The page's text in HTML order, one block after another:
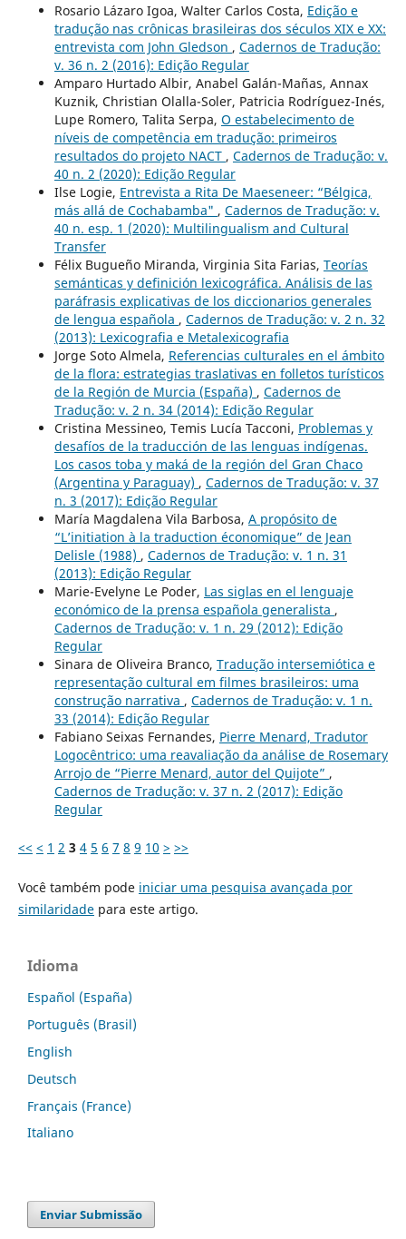
Rosario Lázaro Igoa, Walter Carlos Costa, Edição e
tradução nas crônicas brasileiras dos séculos XIX e XX:
entrevista com John Gledson , Cadernos de Tradução:
v. 36 n. 2 (2016): Edição Regular
Amparo Hurtado Albir, Anabel Galán-Mañas, Annax
Kuznik, Christian Olalla-Soler, Patricia Rodríguez-Inés,
Lupe Romero, Talita Serpa, O estabelecimento de
níveis de competência em tradução: primeiros
resultados do projeto NACT , Cadernos de Tradução: v.
40 n. 2 (2020): Edição Regular
Ilse Logie, Entrevista a Rita De Maeseneer: “Bélgica,
más allá de Cochabamba" , Cadernos de Tradução: v.
40 n. esp. 1 (2020): Multilingualism and Cultural
Transfer
Félix Bugueño Miranda, Virginia Sita Farias, Teorías
semánticas y definición lexicográfica. Análisis de las
paráfrasis explicativas de los diccionarios generales
de lengua española , Cadernos de Tradução: v. 2 n. 32
(2013): Lexicografia e Metalexicografia
Jorge Soto Almela, Referencias culturales en el ámbito
de la flora: estrategias traslativas en folletos turísticos
de la Región de Murcia (España) , Cadernos de
Tradução: v. 2 n. 34 (2014): Edição Regular
Cristina Messineo, Temis Lucía Tacconi, Problemas y
desafíos de la traducción de las lenguas indígenas.
Los casos toba y maká de la región del Gran Chaco
(Argentina y Paraguay) , Cadernos de Tradução: v. 37
n. 3 (2017): Edição Regular
María Magdalena Vila Barbosa, A propósito de
“L’initiation à la traduction économique” de Jean
Delisle (1988) , Cadernos de Tradução: v. 1 n. 31
(2013): Edição Regular
Marie-Evelyne Le Poder, Las siglas en el lenguaje
económico de la prensa española generalista ,
Cadernos de Tradução: v. 1 n. 29 (2012): Edição
Regular
Sinara de Oliveira Branco, Tradução intersemiótica e
representação cultural em filmes brasileiros: uma
construção narrativa , Cadernos de Tradução: v. 1 n.
33 (2014): Edição Regular
Fabiano Seixas Fernandes, Pierre Menard, Tradutor
Logocêntrico: uma reavaliação da análise de Rosemary
Arrojo de “Pierre Menard, autor del Quijote” ,
Cadernos de Tradução: v. 37 n. 2 (2017): Edição
Regular
<< < 1 2 3 4 5 6 7 8 9 10 > >>
Você também pode iniciar uma pesquisa avançada por
similaridadepara este artigo.
Idioma
Español (España)
Português (Brasil)
English
Deutsch
Français (France)
Italiano
Enviar Submissão